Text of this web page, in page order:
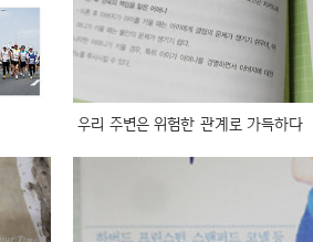
우리 주변은 위험한 관계로 가득하다